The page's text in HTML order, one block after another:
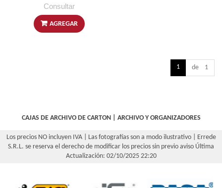
Consultar
AGREGAR
1 de 1
CAJAS DE ARCHIVO DE CARTON ARCHIVO Y ORGANIZADORES
Los precios NO incluyen IVA | Las fotografías son a modo ilustrativo | Errede
S.R.L. se reserva el derecho de modificar los precios sin previo aviso Última
Actualización: 02/10/2025 22:20